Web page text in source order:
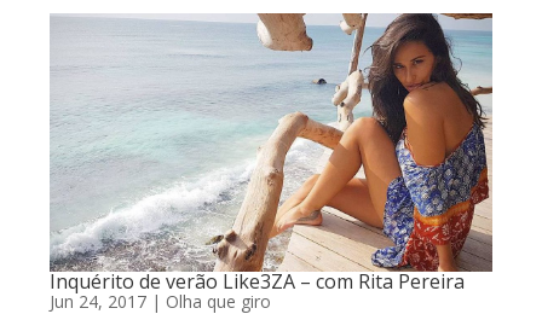
Inquérito de verão Like3ZA – com Rita Pereira
Jun 24, 2017 | Olha que giro